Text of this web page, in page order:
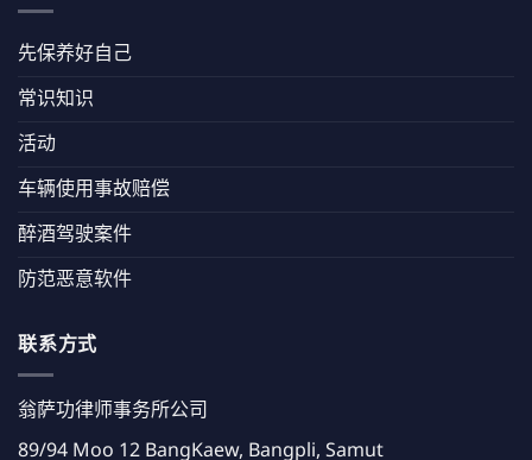
先保养好自己
常识知识
活动
车辆使用事故赔偿
醉酒驾驶案件
防范恶意软件
联系方式
翁萨功律师事务所公司
89/94 Moo 12 BangKaew, Bangpli, Samut